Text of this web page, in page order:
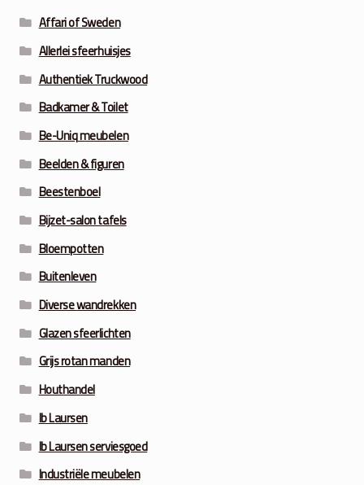
Affari of Sweden
Allerlei sfeerhuisjes
Authentiek Truckwood
Badkamer & Toilet
Be-Uniq meubelen
Beelden & figuren
Beestenboel
Bijzet-salon tafels
Bloempotten
Buitenleven
Diverse wandrekken
Glazen sfeerlichten
Grijs rotan manden
Houthandel
Ib Laursen
Ib Laursen serviesgoed
Industriële meubelen